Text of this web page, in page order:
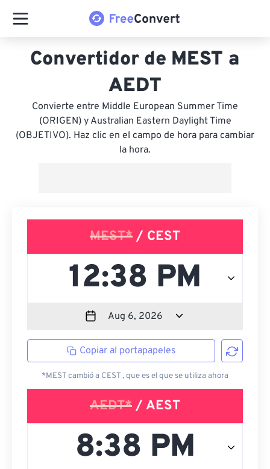
Convertidor de MEST a
AEDT
Convierte entre Middle European Summer Time
(ORIGEN) y Australian Eastern Daylight Time
(OBJETIVO). Haz clic en el campo de hora para cambiar
la hora.
MEST* / CEST
Copiar al portapapeles
*MEST cambió a CEST , que es el que se utiliza ahora
AEDT* / AEST